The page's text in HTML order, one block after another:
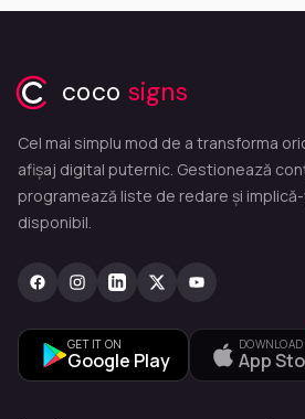
coco signs
Cel mai simplu mod de a transforma
afișaj digital puternic. Gestionează
programează liste de redare și
disponibil.
GET IT ON
Google Play App